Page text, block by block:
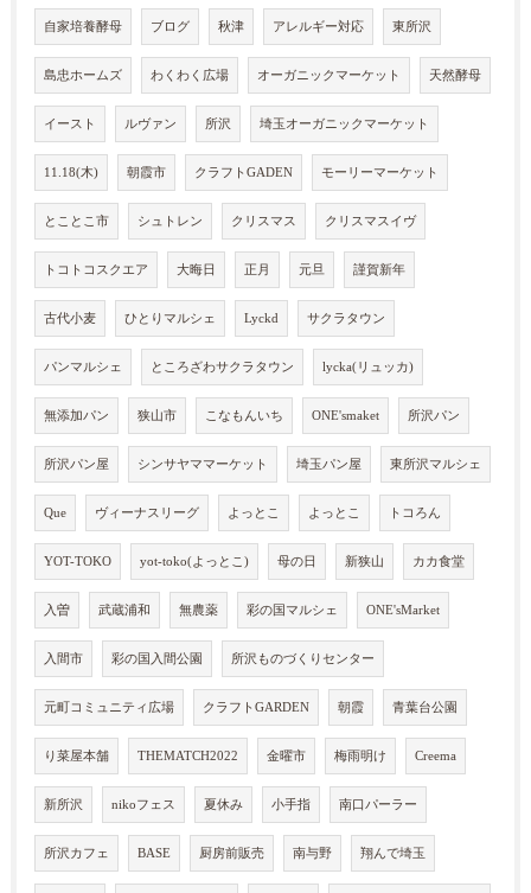
自家培養酵母 ブログ 秋津 アレルギー対応 東所沢
島忠ホームズ わくわく広場 オーガニックマーケット 天然酵母
イースト ルヴァン 所沢 埼玉オーガニックマーケット
11.18(木) 朝霞市 クラフトGADEN モーリーマーケット
とことこ市 シュトレン クリスマス クリスマスイヴ
トコトコスクエア 大晦日 正月 元旦 謹賀新年
古代小麦 ひとりマルシェ Lyckd サクラタウン
パンマルシェ ところざわサクラタウン lycka(リュッカ)
無添加パン 狭山市 こなもんいち ONE'smaket 所沢パン
所沢パン屋 シンサヤママーケット 埼玉パン屋 東所沢マルシェ
Que ヴィーナスリーグ よっとこ よっとこ トコろん
YOT-TOKO yot-toko(よっとこ) 母の日 新狭山 カカ食堂
入曽 武蔵浦和 無農薬 彩の国マルシェ ONE'sMarket
入間市 彩の国入間公園 所沢ものづくりセンター
元町コミュニティ広場 クラフトGARDEN 朝霞 青葉台公園
り菜屋本舗 THEMATCH2022 金曜市 梅雨明け Creema
新所沢 nikoフェス 夏休み 小手指 南口パーラー
所沢カフェ BASE 厨房前販売 南与野 翔んで埼玉